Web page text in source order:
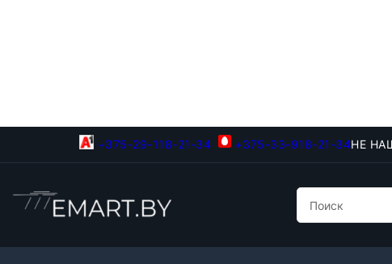
+375-29-118-21-34 +375-33-918-21-34НЕ